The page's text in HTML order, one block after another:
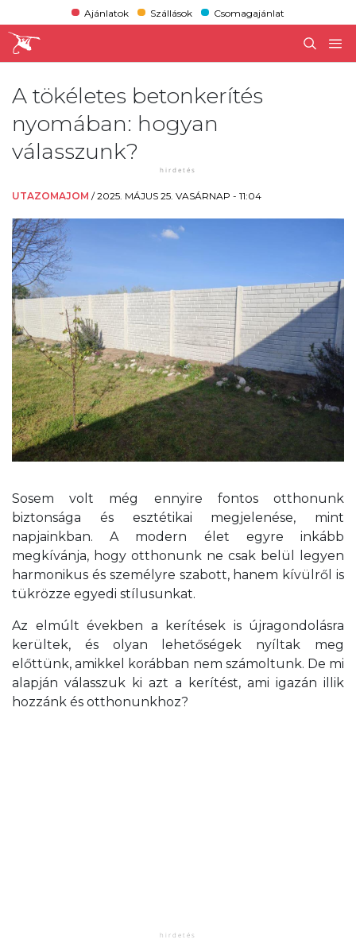
Ajánlatok Szállások Csomagajánlat
A tökéletes betonkerítés
nyomában: hogyan
válasszunk?
UTAZOMAJOM /2025. MÁJUS 25. VASÁRNAP - 11:04
Sosem volt még ennyire fontos otthonunk
biztonsága és esztétikai megjelenése, mint
napjainkban. A modern élet egyre inkább
megkívánja, hogy otthonunk ne csak belül legyen
harmonikus és személyre szabott, hanem kívülről is
tükrözze egyedi stílusunkat.
Az elmúlt években a kerítések is újragondolásra
kerültek, és olyan lehetőségek nyíltak meg
előttünk, amikkel korábban nem számoltunk. De mi
alapján válasszuk ki azt a kerítést, ami igazán illik
hozzánk és otthonunkhoz?